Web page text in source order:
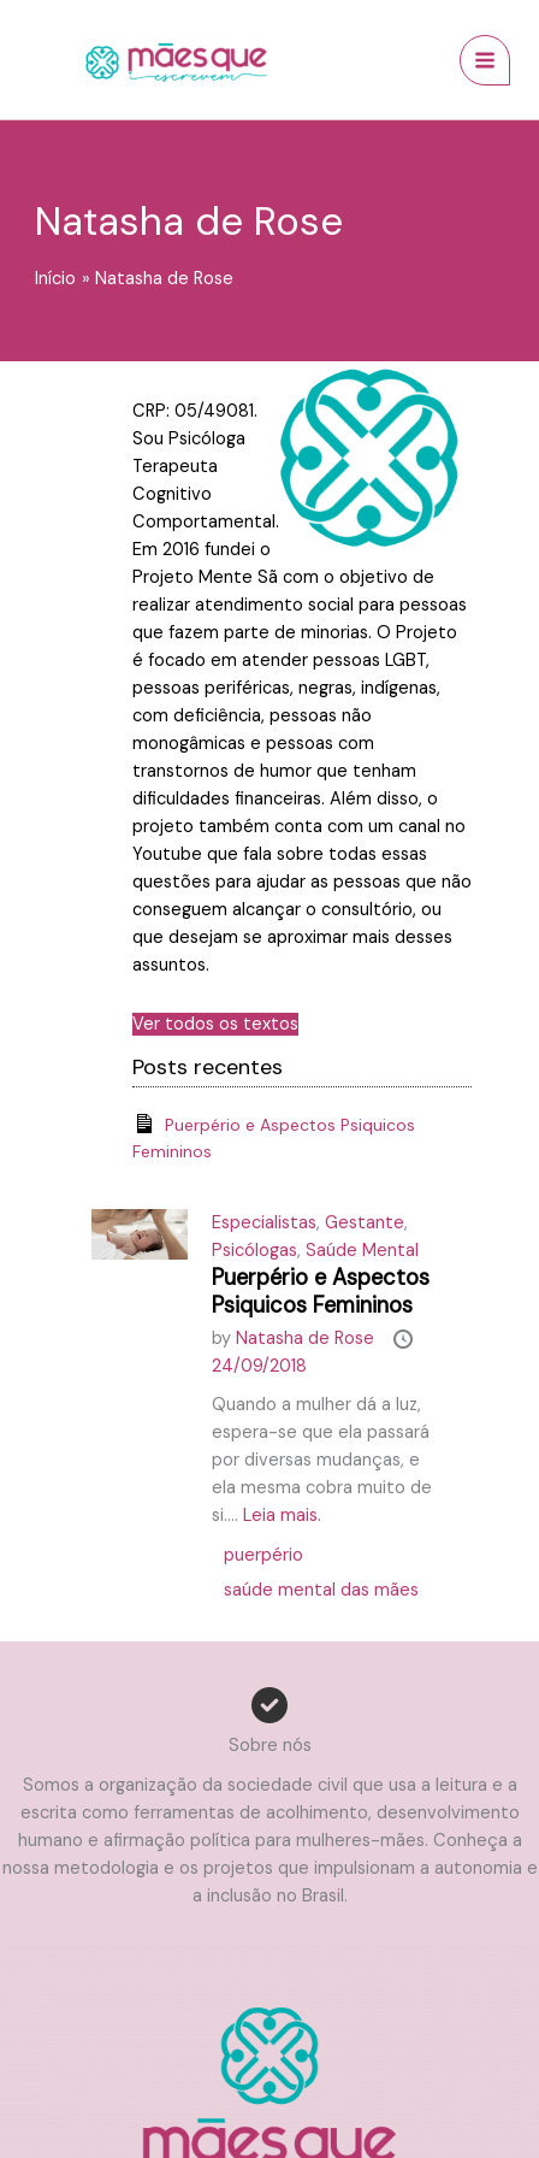
Natasha de Rose
Início Natasha de Rose
CRP: 05/49081.
Sou Psicóloga
Terapeuta
Cognitivo
Comportamental.
Em 2016 fundei o
Projeto Mente Sã com o objetivo de
realizar atendimento social para pessoas
que fazem parte de minorias. O Projeto
é focado em atender pessoas LGBT,
pessoas periféricas, negras, indígenas,
com deficiência, pessoas não
monogâmicas e pessoas com
transtornos de humor que tenham
dificuldades financeiras. Além disso, o
projeto também conta com um canal no
Youtube que fala sobre todas essas
questões para ajudar as pessoas que não
conseguem alcançar o consultório, ou
que desejam se aproximar mais desses
assuntos.
Ver todos os textos
Posts recentes
Puerpério e Aspectos Psiquicos
Femininos
Especialistas, Gestante,
Psicólogas, Saúde Mental
Puerpério e Aspectos
Psiquicos Femininos
by Natasha de Rose
24/09/2018
Quando a mulher dá a luz,
espera-se que ela passará
por diversas mudanças, e
ela mesma cobra muito de
si.... Leia mais.
puerpério
saúde mental das mães
Sobre nós
Somos a organização da sociedade civil que usa a leitura e a
escrita como ferramentas de acolhimento, desenvolvimento
humano e afirmação política para mulheres-mães. Conheça a
nossa metodologia e os projetos que impulsionam a autonomia e
a inclusão no Brasil.